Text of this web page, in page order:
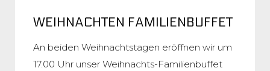
WEIHNACHTEN FAMILIENBUFFET
An beiden Weihnachtstagen eröffnen wir um
17.00 Uhr unser Weihnachts-Familienbuffet